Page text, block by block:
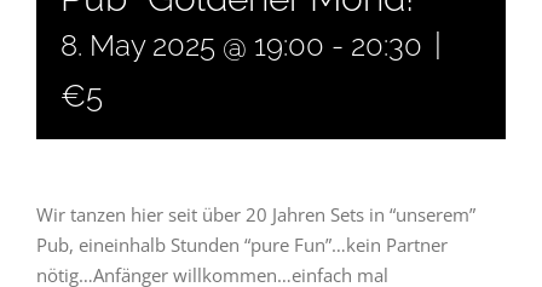
8. May 2025 @ 19:00 - 20:30
€5
Wir tanzen hier seit über 20 Jahren Sets in “unserem”
Pub, eineinhalb Stunden “pure Fun”…kein Partner
nötig…Anfänger willkommen…einfach mal